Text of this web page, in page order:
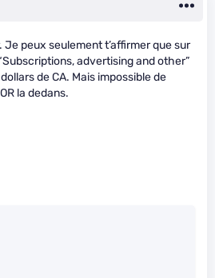
Je peux seulement t’affirmer que sur
advertising and other”
de CA. Mais impossible de
la dedans.